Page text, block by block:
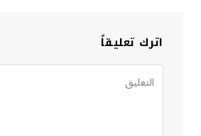
اترك تعليقاً